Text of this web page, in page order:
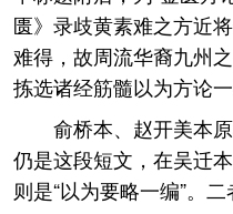
匮》录歧黄素难之方近
难得，故周流华裔九州
拣选诸经筋髓以为方论
俞桥本、赵开美本
仍是这段短文，在吴迁
则是“以为要略一编”。二